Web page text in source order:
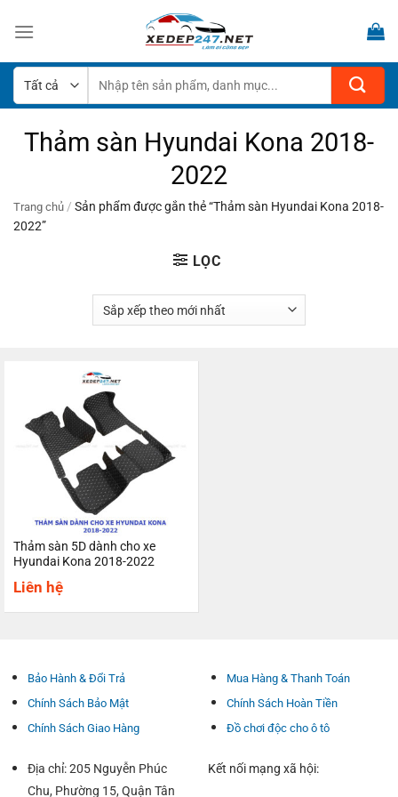
qua
dung
kiếm:
Thảm sàn Hyundai Kona 2018-
2022
Trang chủ / Sản phẩm được gắn thẻ “Thảm sàn Hyundai Kona 2018-
2022”
LỌC
Thảm sàn 5D dành cho xe
Hyundai Kona 2018-2022
Liên hệ
Bảo Hành & Đổi Trả
Chính Sách Bảo Mật
Chính Sách Giao Hàng
Mua Hàng & Thanh Toán
Chính Sách Hoàn Tiền
Đồ chơi độc cho ô tô
Địa chỉ: 205 Nguyễn Phúc
Chu, Phường 15, Quận Tân
Kết nối mạng xã hội: